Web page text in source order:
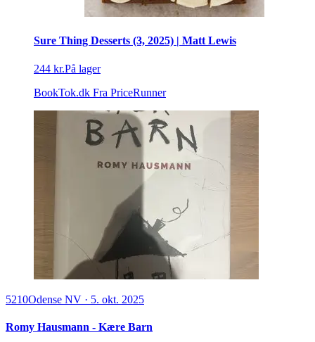
Sure Thing Desserts (3, 2025) | Matt Lewis
244 kr.På lager
BookTok.dk Fra PriceRunner
5210Odense NV · 5. okt. 2025
Romy Hausmann - Kære Barn